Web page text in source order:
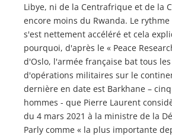
Libye, ni de la Centrafrique et de la
encore moins du Rwanda. Le
s'est nettement accéléré et cela
pourquoi, d'après le « Peace
d'Oslo, l'armée française bat tous
d'opérations militaires sur le
dernière en date est Barkhane –
hommes - que Pierre Laurent
du 4 mars 2021 à la ministre de la
Parly comme « la plus importante